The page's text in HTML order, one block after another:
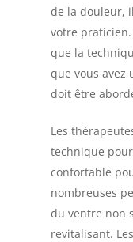
de la douleur,
votre
que la
que vous avez
doit être
Les
technique
confortable
nombreuses
du ventre non
revitalisant.